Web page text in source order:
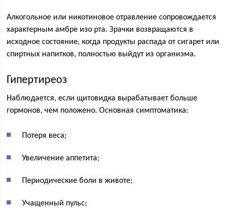
Алкогольное или никотиновое отравление сопровождается
характерным амбре изо рта. Зрачки возвращаются в
исходное состояние, когда продукты распада от сигарет или
спиртных напитков, полностью выйдут из организма.
Гипертиреоз
Наблюдается, если щитовидка вырабатывает больше
гормонов, чем положено. Основная симптоматика:
Потеря веса;
Увеличение аппетита;
Периодические боли в животе;
Учащенный пульс;